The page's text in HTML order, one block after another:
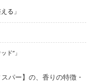
る」
ド”」
パー】の、香りの特徴・